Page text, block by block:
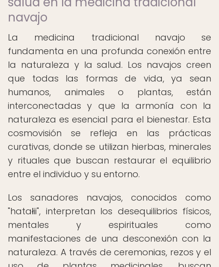
navajo
La medicina tradicional navajo se
fundamenta en una profunda conexión entre
la naturaleza y la salud. Los navajos creen
que todas las formas de vida, ya sean
humanos, animales o plantas, están
interconectadas y que la armonía con la
naturaleza es esencial para el bienestar. Esta
cosmovisión se refleja en las prácticas
curativas, donde se utilizan hierbas, minerales
y rituales que buscan restaurar el equilibrio
entre el individuo y su entorno.
Los sanadores navajos, conocidos como
"hatałii", interpretan los desequilibrios físicos,
mentales y espirituales como
manifestaciones de una desconexión con la
naturaleza. A través de ceremonias, rezos y el